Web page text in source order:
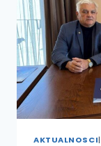
AKTUALNOSCI|